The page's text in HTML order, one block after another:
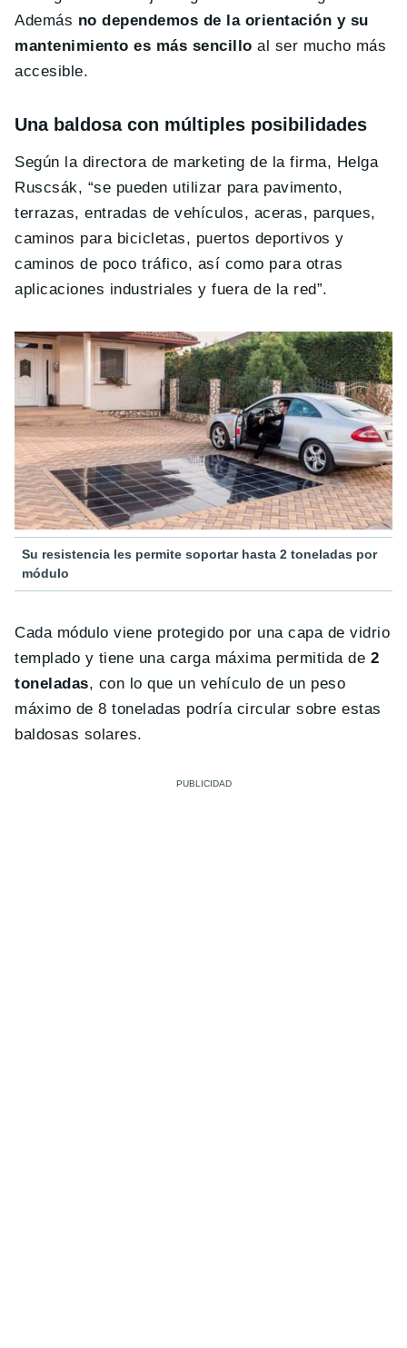
Además no dependemos de la orientación y su
mantenimiento es más sencillo al ser mucho más
accesible.
Una baldosa con múltiples posibilidades
Según la directora de marketing de la firma, Helga
Ruscsák, “se pueden utilizar para pavimento,
terrazas, entradas de vehículos, aceras, parques,
caminos para bicicletas, puertos deportivos y
caminos de poco tráfico, así como para otras
aplicaciones industriales y fuera de la red”.
Su resistencia les permite soportar hasta 2 toneladas por
módulo
Cada módulo viene protegido por una capa de vidrio
templado y tiene una carga máxima permitida de 2
toneladas, con lo que un vehículo de un peso
máximo de 8 toneladas podría circular sobre estas
baldosas solares.